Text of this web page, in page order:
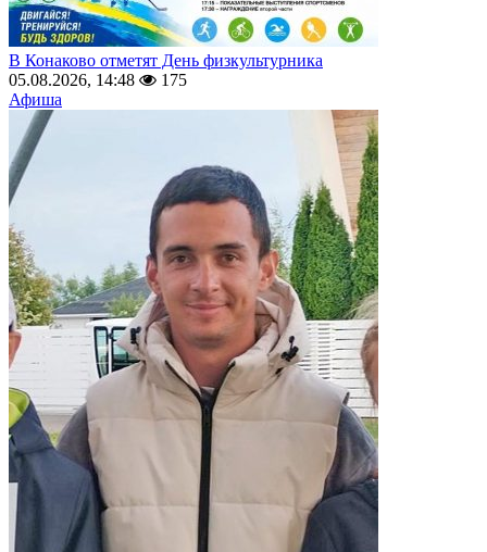
В Конаково отметят День физкультурника
05.08.2026, 14:48
175
Афиша